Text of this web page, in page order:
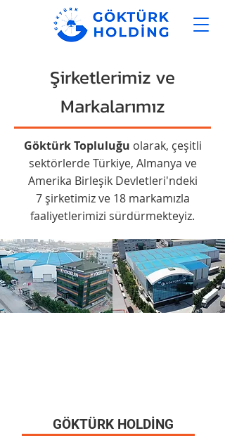
Şirketlerimiz ve
Markalarımız
Göktürk Topluluğu olarak, çeşitli
sektörlerde Türkiye, Almanya ve
Amerika Birleşik Devletleri'ndeki
7 şirketimiz ve 18 markamızla
faaliyetlerimizi sürdürmekteyiz.
GÖKTÜRK HOLDİNG